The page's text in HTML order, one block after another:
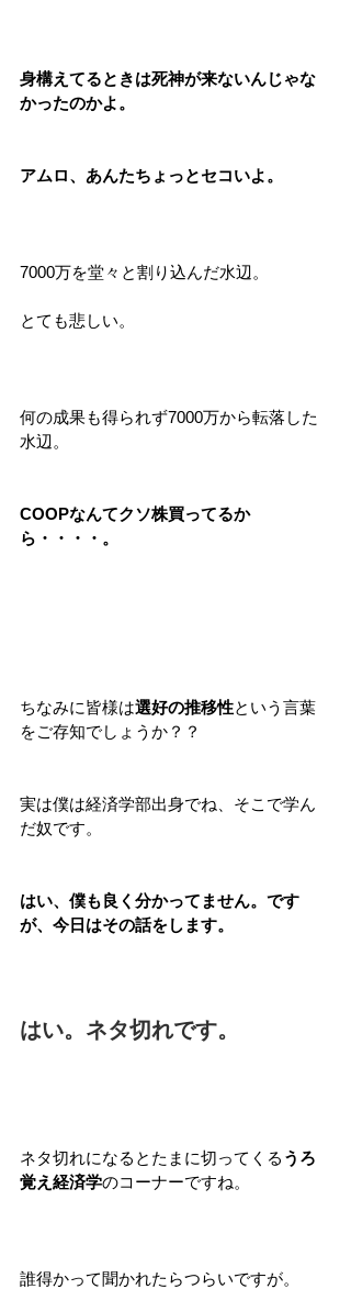
身構えてるときは死神が来ないんじゃな
かったのかよ。
アムロ、あんたちょっとセコいよ。
7000万を堂々と割り込んだ水辺。
とても悲しい。
何の成果も得られず7000万から転落した
水辺。
COOPなんてクソ株買ってるか
ら・・・・。
ちなみに皆様は選好の推移性という言葉
をご存知でしょうか？？
実は僕は経済学部出身でね、そこで学ん
だ奴です。
はい、僕も良く分かってません。です
が、今日はその話をします。
はい。ネタ切れです。
ネタ切れになるとたまに切ってくる うろ
覚え経済学のコーナーですね。
誰得かって聞かれたらつらいですが。